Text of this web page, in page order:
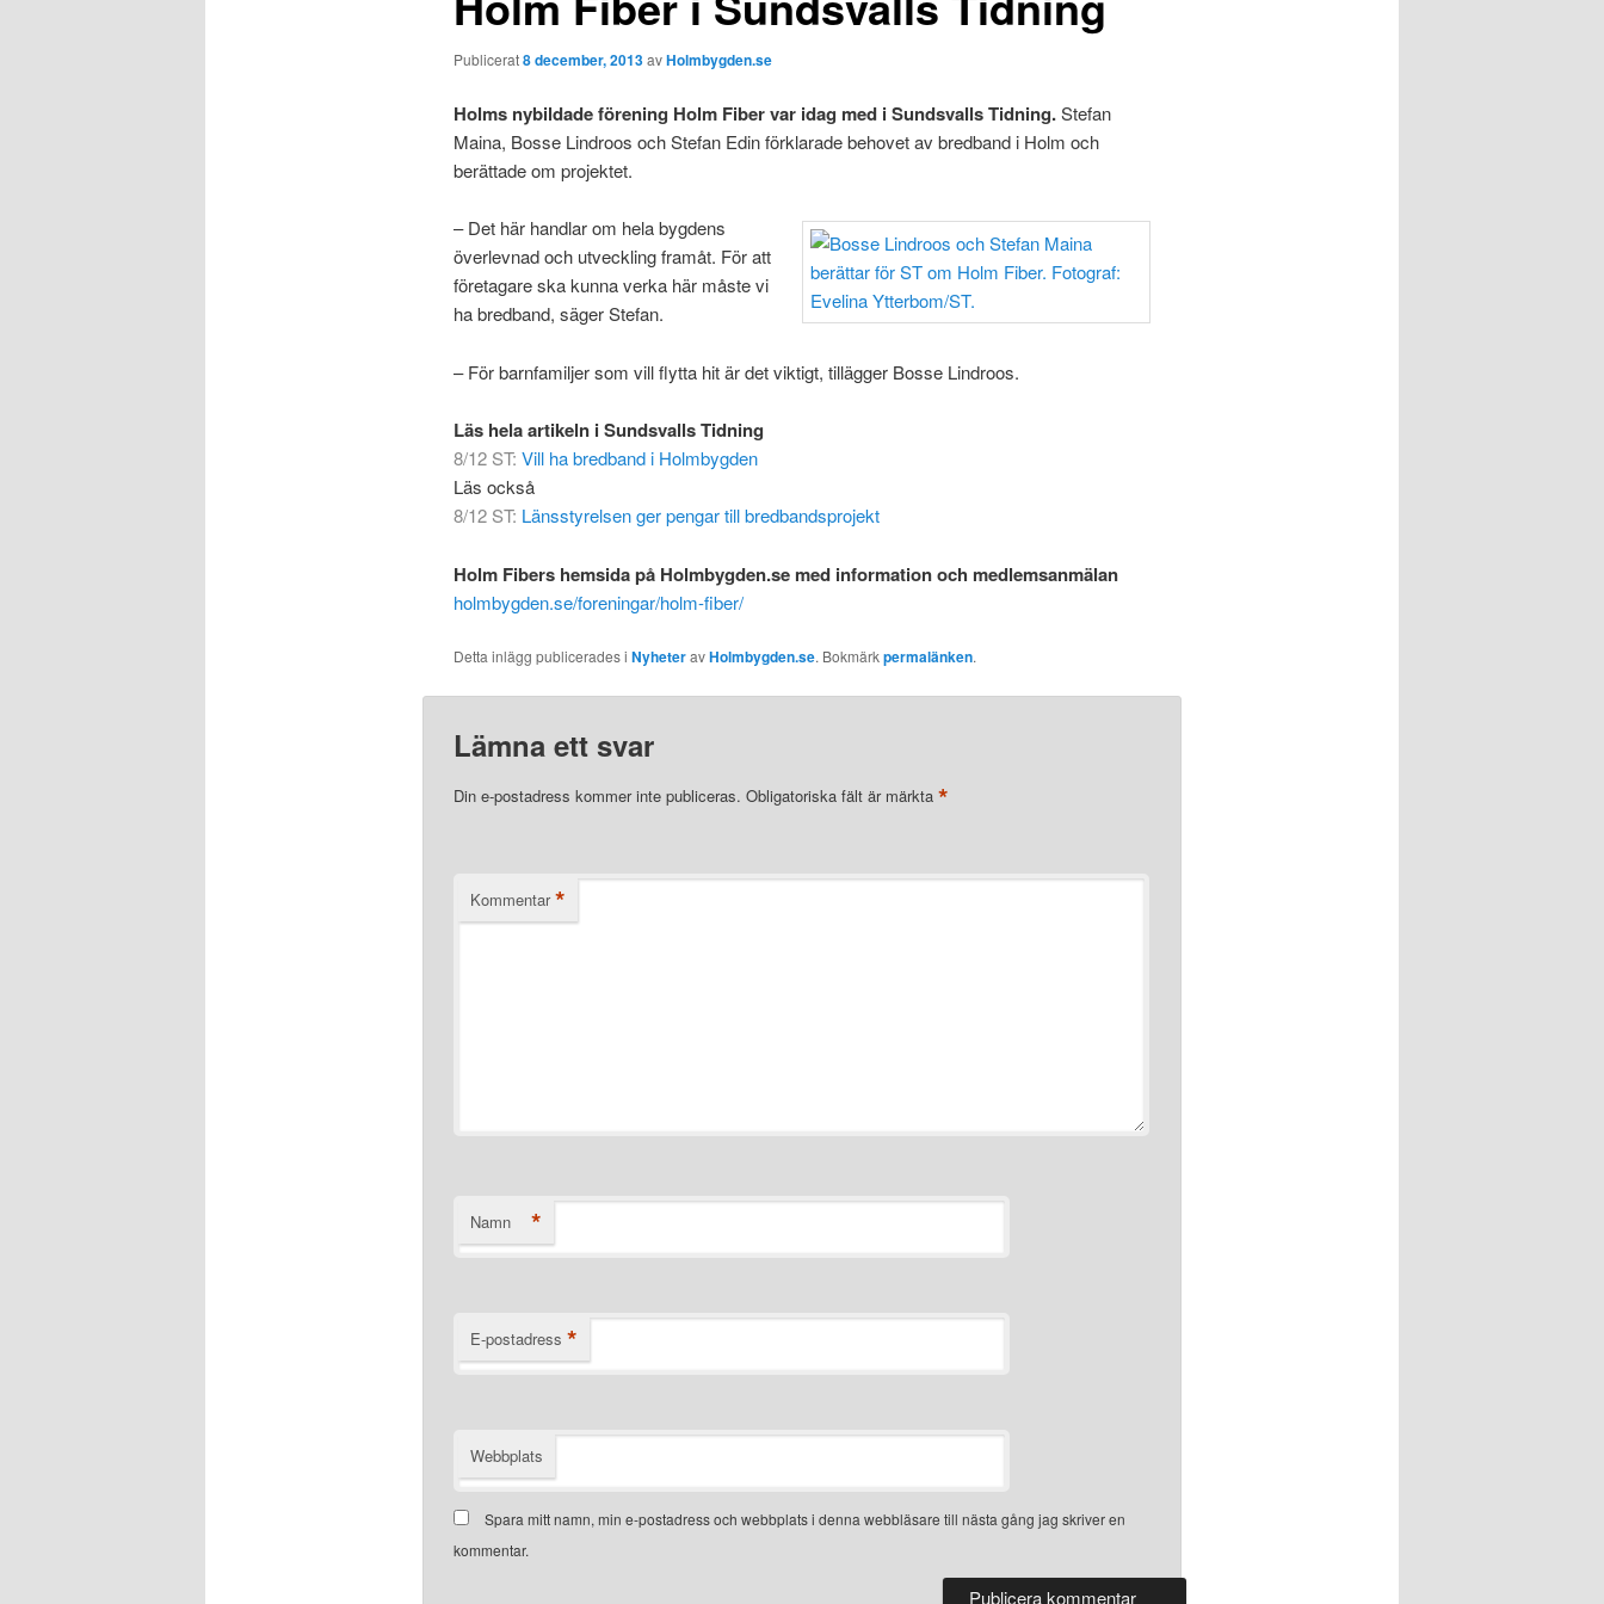
Publicerat8 december, 2013avHolmbygden.se
Holms nybildade förening Holm Fiber var idag med i Sundsvalls Tidning.Stefan
Maina, Bosse Lindroos och Stefan Edin förklarade behovet av bredband i Holm och
berättade om projektet.
– Det här handlar om hela bygdens
överlevnad och utveckling framåt. För att
företagare ska kunna verka här måste vi
ha bredband, säger Stefan.
– För barnfamiljer som vill flytta hit är det viktigt, tillägger Bosse Lindroos.
Läs hela artikeln i Sundsvalls Tidning
8/12 ST: Vill ha bredband i Holmbygden
Läs också
8/12 ST: Länsstyrelsen ger pengar till bredbandsprojekt
Holm Fibers hemsida på Holmbygden.se med information och medlemsanmälan
holmbygden.se/foreningar/holm-fiber/
Detta inlägg publicerades i NyheteravHolmbygden.se. Bokmärkpermalänken.
Lämna ett svar
Din e-postadress kommer inte publiceras. Obligatoriska fält är märkta *
Kommentar *
Namn *
E-postadress *
Webbplats
Spara mitt namn, min e-postadress och webbplats i denna webbläsare till nästa gång jag skriver en
kommentar.